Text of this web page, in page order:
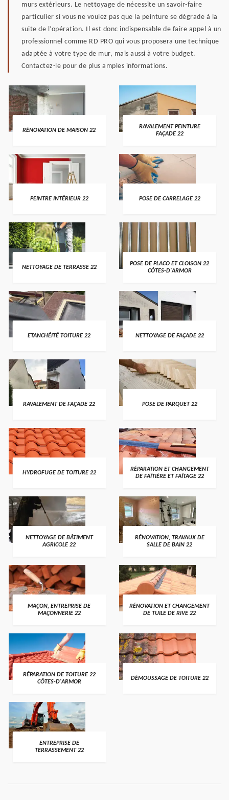
murs extérieurs. Le nettoyage de nécessite un savoir-faire
particulier si vous ne voulez pas que la peinture se dégrade à la
suite de l’opération. Il est donc indispensable de faire appel à un
professionnel comme RD PRO qui vous proposera une technique
adaptée à votre type de mur, mais aussi à votre budget.
Contactez-le pour de plus amples informations.
RÉNOVATION DE MAISON 22
RAVALEMENT PEINTURE
FAÇADE 22
PEINTRE INTÉRIEUR 22 POSE DE CARRELAGE 22
NETTOYAGE DE TERRASSE 22
POSE DE PLACO ET CLOISON 22
CÔTES-D'ARMOR
ETANCHÉITÉ TOITURE 22 NETTOYAGE DE FAÇADE 22
RAVALEMENT DE FAÇADE 22 POSE DE PARQUET 22
HYDROFUGE DE TOITURE 22
RÉPARATION ET CHANGEMENT
DE FAÎTIÈRE ET FAÎTAGE 22
NETTOYAGE DE BÂTIMENT
AGRICOLE 22
RÉNOVATION, TRAVAUX DE
SALLE DE BAIN 22
MAÇON, ENTREPRISE DE
MAÇONNERIE 22
RÉNOVATION ET CHANGEMENT
DE TUILE DE RIVE 22
RÉPARATION DE TOITURE 22
CÔTES-D'ARMOR
DÉMOUSSAGE DE TOITURE 22
ENTREPRISE DE
TERRASSEMENT 22